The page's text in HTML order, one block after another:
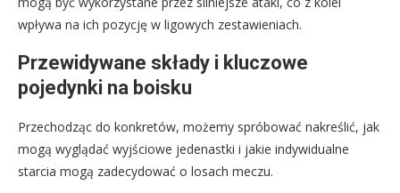
wpływa na ich pozycję w ligowych zestawieniach.
Przewidywane składy i kluczowe
pojedynki na boisku
Przechodząc do konkretów, możemy spróbować nakreślić, jak
mogą wyglądać wyjściowe jedenastki i jakie indywidualne
starcia mogą zadecydować o losach meczu.